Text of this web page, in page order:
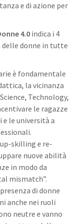
e di azione per
4.0 indica i 4
delle donne in tutte
è fondamentale
la vicinanza
Technology,
le ragazze
le università a
skilling e re-
nuove abilità
in modo da
mismatch”.
di donne
anche nei ruoli
neutre e vanno